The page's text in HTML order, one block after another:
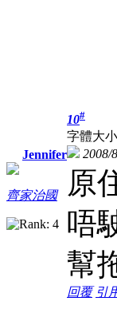
Jennifer
齊家治國
10#
字體大
2008/
原
唔
幫
回覆 引